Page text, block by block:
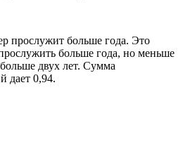
прослужит больше года. Это
больше года, но меньше
двух лет. Сумма
дает 0,94.